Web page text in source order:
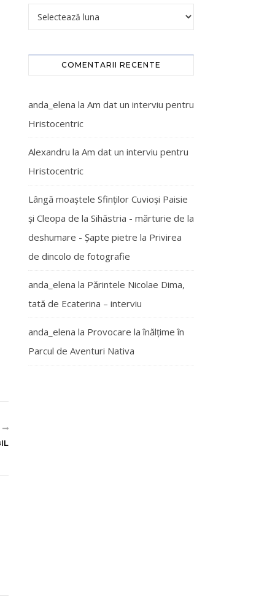
COMENTARII RECENTE
anda_elena la Am dat un interviu pentru
Hristocentric
Alexandru la Am dat un interviu pentru
Hristocentric
Lângă moaștele Sfinților Cuvioși Paisie
și Cleopa de la Sihăstria - mărturie de la
deshumare - Şapte pietre la Privirea
de dincolo de fotografie
anda_elena la Părintele Nicolae Dima,
tată de Ecaterina – interviu
anda_elena la Provocare la înălțime în
Parcul de Aventuri Nativa